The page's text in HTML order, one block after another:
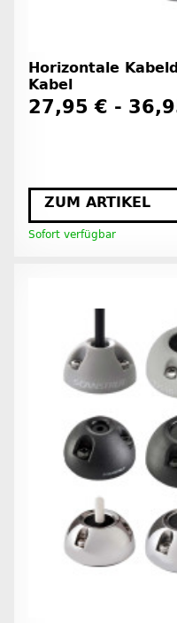
Horizontale
Kabel
27,95 € -
ZUM ARTIKEL
Sofort verfügbar